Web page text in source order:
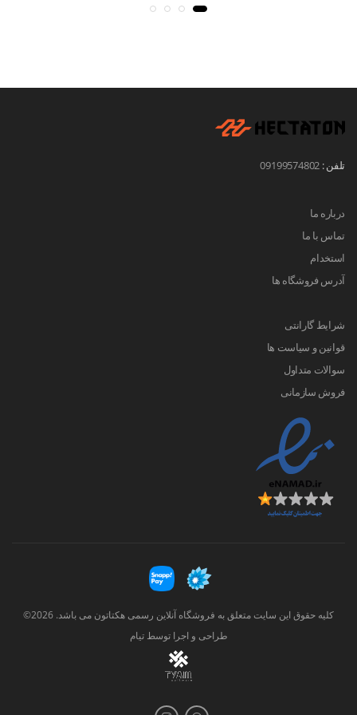
تلفن : 09199574802
درباره ما
تماس با ما
استخدام
آدرس فروشگاه ها
شرایط گارانتی
قوانین و سیاست ها
سوالات متداول
فروش سازمانی
کلیه حقوق این سایت متعلق به فروشگاه آنلاین رسمی هکتاتون می باشد. 2026©
طراحی و اجرا توسطتیام